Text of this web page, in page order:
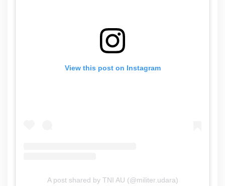
View this post on Instagram
A post shared by TNI AU (@militer.udara)